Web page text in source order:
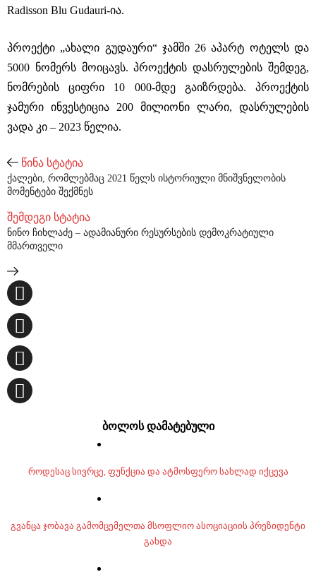
Radisson Blu Gudauri-ია.
პროექტი „ახალი გუდაური“ ჯამში 26 აპარტ ოტელს და
5000 ნომერს მოიცავს. პროექტის დასრულების შემდეგ,
ნომრების ციფრი 10 000-მდე გაიზრდება. პროექტის
ჯამური ინვესტიცია 200 მილიონი ლარი, დასრულების
ვადა კი – 2023 წელია.
წინა სტატია
ქალები, რომლებმაც 2021 წელს ისტორიული მნიშვნელობის
მომენტები შექმნეს
შემდეგი სტატია
ნინო ჩიხლაძე – ადამიანური რესურსების დემოკრატიული
მმართველი
ბოლოს დამატებული
როდესაც სივრცე, ფუნქცია და ატმოსფერო სახლად იქცევა
გვანცა ჯობავა გამომცემელთა მსოფლიო ასოციაციის პრეზიდენტი
გახდა